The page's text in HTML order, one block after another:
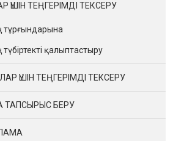
ҮШІН ТЕҢГЕРІМДІ ТЕКСЕРУ
тұрғындарына
түбіртекті қалыптастыру
ҮШІН ТЕҢГЕРІМДІ ТЕКСЕРУ
ТАПСЫРЫС БЕРУ